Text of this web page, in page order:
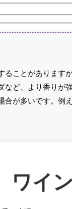
ることがありま
など、より香り
合が多いです。例
ワイ